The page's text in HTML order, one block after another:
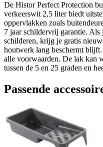
De Histor Perfect Protection
verkeerswit 2,5 liter biedt
oppervlakken zoals
7 jaar schildervrij garantie.
schilderen, krijg je gratis
houtwerk lang beschermt
alle voorwaarden. De lak kan
tussen de 5 en 25 graden en
Passende